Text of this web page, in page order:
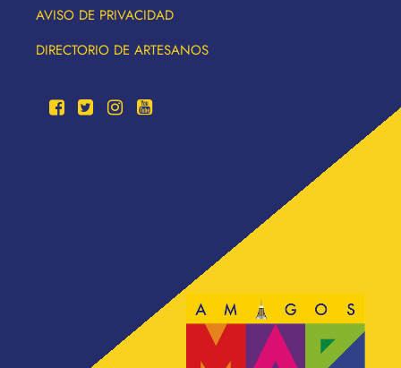
AVISO DE PRIVACIDAD
DIRECTORIO DE ARTESANOS